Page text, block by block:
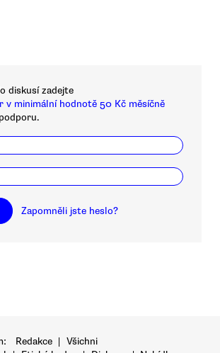
diskusí zadejte
v minimální hodnotě 50 Kč měsíčně
Zapomněli jste heslo?
Redakce | Všichni